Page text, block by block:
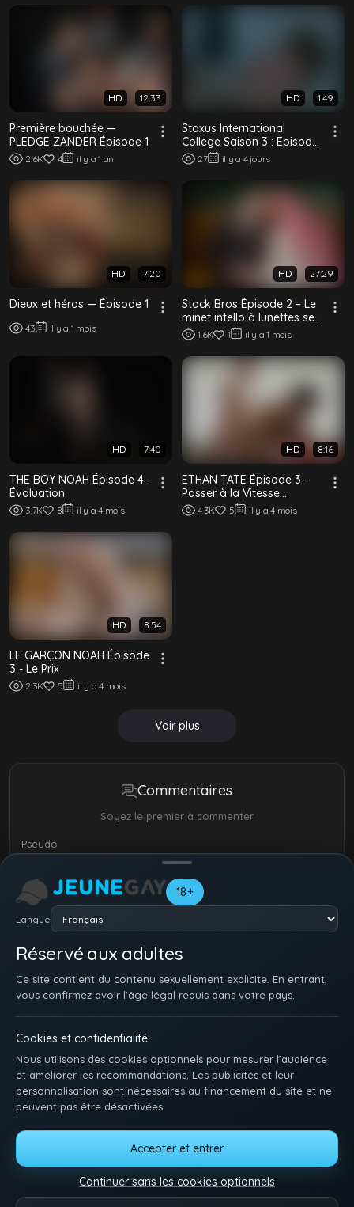
18+
Langue
Réservé aux adultes
Ce site contient du contenu sexuellement explicite. En entrant,
vous confirmez avoir l’âge légal requis dans votre pays.
Cookies et confidentialité
Nous utilisons des cookies optionnels pour mesurer l’audience
et améliorer les recommandations. Les publicités et leur
personnalisation sont nécessaires au financement du site et ne
peuvent pas être désactivées.
Accepter et entrer
Continuer sans les cookies optionnels
HD 12:33
Première bouchée —
PLEDGE ZANDER Épisode 1
2.6K 4 il y a 1 an
HD 1:49
Staxus International
College Saison 3 : Episode
2
27 il y a 4 jours
HD 7:20
Dieux et héros — Épisode 1
43 il y a 1 mois
HD 27:29
Stock Bros Épisode 2 – Le
minet intello à lunettes se
fait engrosser par son
coloc
1.6K 1 il y a 1 mois
HD 7:40
THE BOY NOAH Épisode 4 -
Évaluation
3.7K 8 il y a 4 mois
HD 8:16
ETHAN TATE Épisode 3 -
Passer à la Vitesse
Supérieure
4.3K 5 il y a 4 mois
HD 8:54
LE GARÇON NOAH Épisode
3 - Le Prix
2.3K 5 il y a 4 mois
Voir plus
Commentaires
Soyez le premier à commenter
Pseudo
ACCUEIL INSCRIPTION SE CONNECTER SUPPORT / CONTACT
CONDITIONS D'UTILISATION
DMCA
GÉRER LES COOKIES